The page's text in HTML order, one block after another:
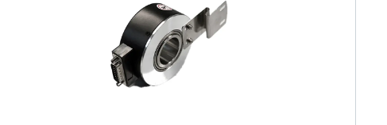
Серия GI-WF: Водонепр
оницаемые датчики л···
Серия GI-H100: Инкрем